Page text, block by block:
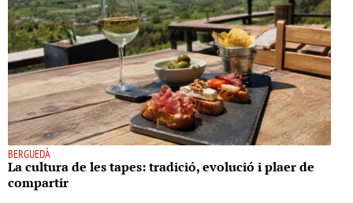
BERGUEDÀ
La cultura de les tapes: tradició, evolució i plaer de
compartir